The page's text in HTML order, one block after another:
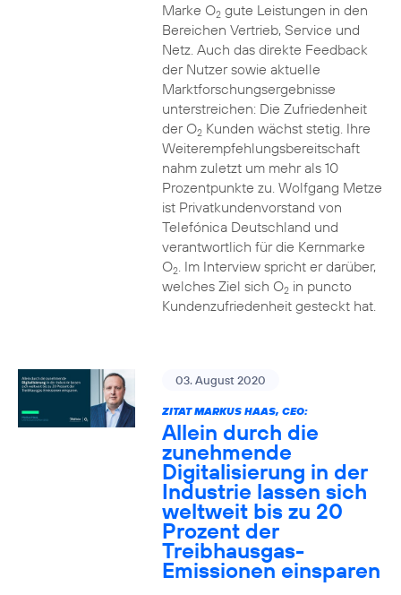
Marke O2gute Leistungen in den
Bereichen Vertrieb, Service und
Netz. Auch das direkte Feedback
der Nutzer sowie aktuelle
Marktforschungsergebnisse
unterstreichen: Die Zufriedenheit
der O2Kunden wächst stetig. Ihre
Weiterempfehlungsbereitschaft
nahm zuletzt um mehr als 10
Prozentpunkte zu. Wolfgang Metze
ist Privatkundenvorstand von
Telefónica Deutschland und
verantwortlich für die Kernmarke
O2. Im Interview spricht er darüber,
welches Ziel sich O2in puncto
Kundenzufriedenheit gesteckt hat.
03. August 2020
ZITAT MARKUS HAAS, CEO:
Allein durch die
zunehmende
Digitalisierung in der
Industrie lassen sich
weltweit bis zu 20
Prozent der
Treibhausgas-
Emissionen einsparen